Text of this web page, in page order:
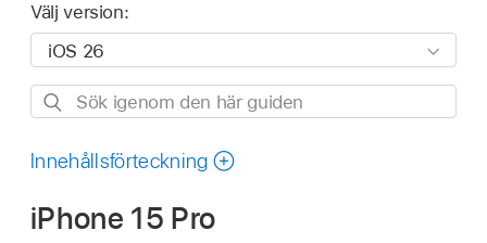
Välj version:
Sök
den
guiden
Innehållsförteckning
iPhone 15 Pro